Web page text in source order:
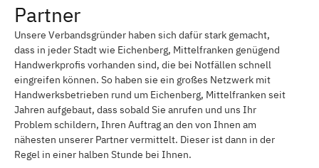
Partner
Unsere Verbandsgründer haben sich dafür stark gemacht,
dass in jeder Stadt wie Eichenberg, Mittelfranken genügend
Handwerkprofis vorhanden sind, die bei Notfällen schnell
eingreifen können. So haben sie ein großes Netzwerk mit
Handwerksbetrieben rund um Eichenberg, Mittelfranken seit
Jahren aufgebaut, dass sobald Sie anrufen und uns Ihr
Problem schildern, Ihren Auftrag an den von Ihnen am
nähesten unserer Partner vermittelt. Dieser ist dann in der
Regel in einer halben Stunde bei Ihnen.